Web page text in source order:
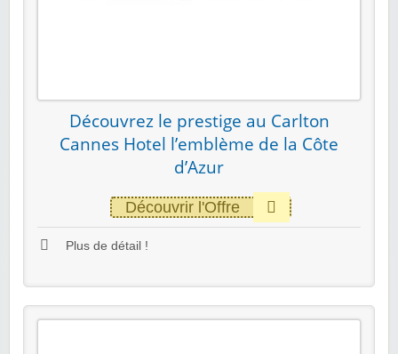
Découvrez le prestige au Carlton
Cannes Hotel l’emblème de la Côte
d’Azur
Découvrir l'Offre
Plus de détail !